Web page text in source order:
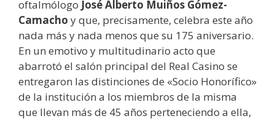
oftalmólogo José Alberto Muiños Gómez-
Camacho y que, precisamente, celebra este año
nada más y nada menos que su 175 aniversario.
En un emotivo y multitudinario acto que
abarrotó el salón principal del Real Casino se
entregaron las distinciones de «Socio Honorífico»
de la institución a los miembros de la misma
que llevan más de 45 años perteneciendo a ella,